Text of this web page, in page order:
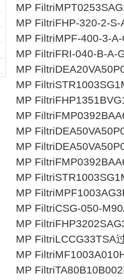
MP
MP FiltriFHP-­320-­2­-
MP FiltriMPF-400-3-
MP FiltriFRI-­040-­B-­A­-
MP
MP
MP
MP
MP
MP
MP
MP
MP
MP FiltriCSG-050-
MP
MP FiltriLCCG33TSA
MP
MP